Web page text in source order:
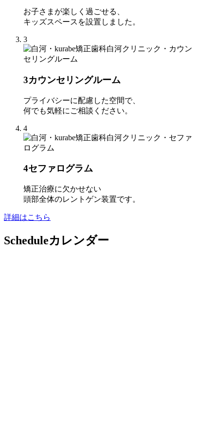
お子さまが楽しく過ごせる、
キッズスペースを設置しました。
3
3カウンセリングルーム
プライバシーに配慮した空間で、
何でも気軽にご相談ください。
4
4セファログラム
矯正治療に欠かせない
頭部全体のレントゲン装置です。
詳細はこちら
Scheduleカレンダー